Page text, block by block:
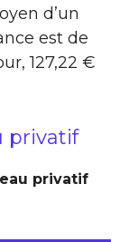
d’un
est de
127,22 €
privatif
privatif